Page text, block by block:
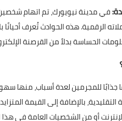
الحساسة بدلاً من القرصنة
جذابًا للمجرمين لعدة أسباب، منها
التقليدية، بالإضافة إلى القيمة
أو من الشخصيات العامة في